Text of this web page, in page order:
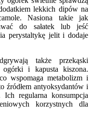
lekkich dipów na
Nasiona takie jak
do sałatek lub jeść
perystaltykę jelit i dodaje
także przekąski
i kapusta kiszona.
wspomaga metabolizm i
źródłem antyoksydantów i
regularna konsumpcja
korzystnych dla